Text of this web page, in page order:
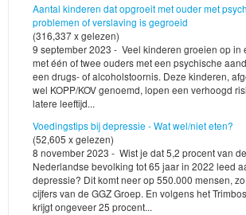
Aantal kinderen dat opgroeit met ouder met
problemen of verslaving is gegroeid
(316,337 x gelezen)
9 september 2023 - Veel kinderen groeien op in
met één of twee ouders met een psychische
een drugs- of alcoholstoornis. Deze kinderen,
wel KOPP/KOV genoemd, lopen een verhoogd
latere leeftijd...
Voedingstips bij depressie - Wat wel/niet eten?
(52,605 x gelezen)
8 november 2023 - Wist je dat 5,2 procent van de
Nederlandse bevolking tot 65 jaar in 2022 leed
depressie? Dit komt neer op 550.000 mensen,
cijfers van de GGZ Groep. En volgens het
krijgt ongeveer 25 procent...